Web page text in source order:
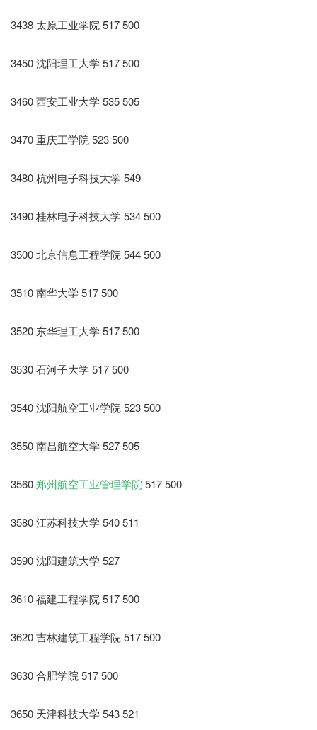
3438 太原工业学院 517 500
3450 沈阳理工大学 517 500
3460 西安工业大学 535 505
3470 重庆工学院 523 500
3480 杭州电子科技大学 549
3490 桂林电子科技大学 534 500
3500 北京信息工程学院 544 500
3510 南华大学 517 500
3520 东华理工大学 517 500
3530 石河子大学 517 500
3540 沈阳航空工业学院 523 500
3550 南昌航空大学 527 505
3560郑州航空工业管理学院517 500
3580 江苏科技大学 540 511
3590 沈阳建筑大学 527
3610 福建工程学院 517 500
3620 吉林建筑工程学院 517 500
3630 合肥学院 517 500
3650 天津科技大学 543 521